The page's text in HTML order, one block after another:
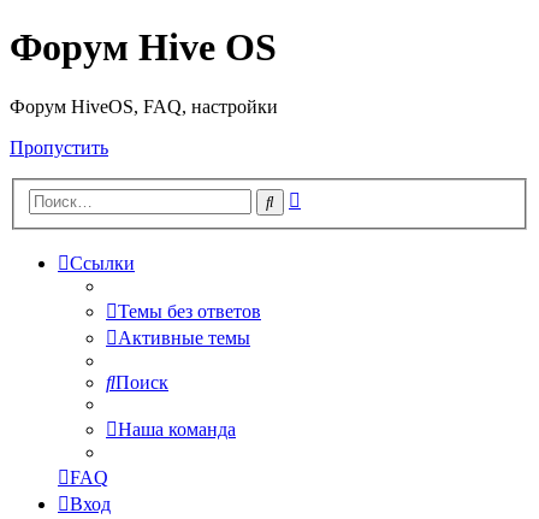
Форум Hive OS
Форум HiveOS, FAQ, настройки
Пропустить
Поиск
Ссылки
Темы без ответов
Активные темы
Поиск
Наша команда
FAQ
Вход